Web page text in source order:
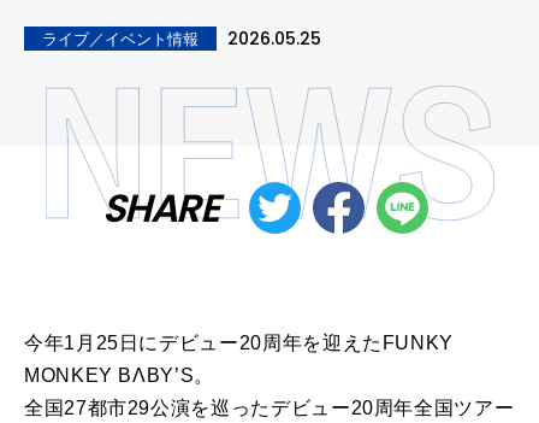
ライブ／イベント情報 2026.05.25
SHARE
今年1月25日にデビュー20周年を迎えたFUNKY
MONKEY BΛBY’S。
全国27都市29公演を巡ったデビュー20周年全国ツアー